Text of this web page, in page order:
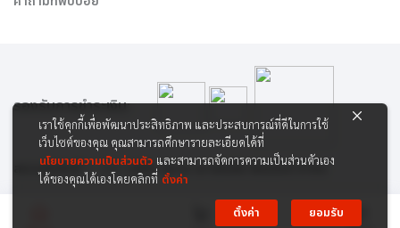
สงวนลิขสิทธิ์ © 2565 บริษัท สยาม เคาเซิลลิ่ง เซ็นเตอร์ จำกัด
รองรับการชำระเงิน:
เราใช้คุกกี้เพื่อพัฒนาประสิทธิภาพ และประสบการณ์ที่ดีในการใช้
เว็บไซต์ของคุณ คุณสามารถศึกษารายละเอียดได้ที่
นโยบายความเป็นส่วนตัว และสามารถจัดการความเป็นส่วนตัวเอง
ได้ของคุณได้เองโดยคลิกที่ ตั้งค่า
ตั้งค่า
ยอมรับ